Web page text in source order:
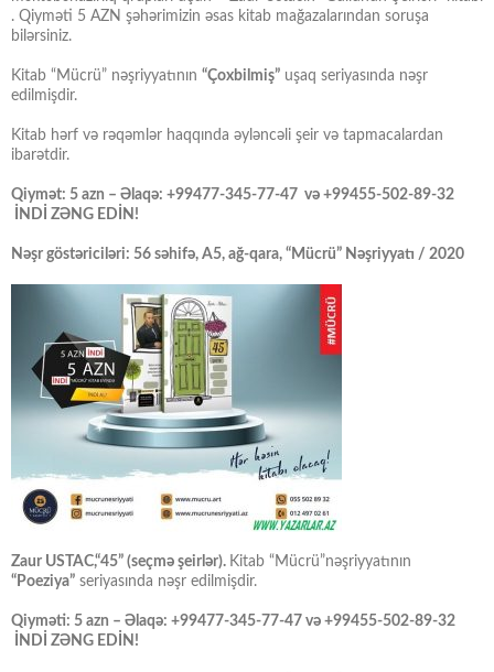
. Qiyməti 5 AZN şəhərimizin əsas kitab mağazalarından soruşa
bilərsiniz.
Kitab “Mücrü” nəşriyyatının “Çoxbilmiş” uşaq seriyasında nəşr
edilmişdir.
Kitab hərf və rəqəmlər haqqında əyləncəli şeir və tapmacalardan
ibarətdir.
Qiymət: 5 azn – Əlaqə: +99477-345-77-47 və +99455-502-89-32
İNDİ ZƏNG EDİN!
Nəşr göstəriciləri: 56 səhifə, A5, ağ-qara, “Mücrü” Nəşriyyatı / 2020
Zaur USTAC,“45” (seçmə şeirlər). Kitab “Mücrü”nəşriyyatının
“Poeziya” seriyasında nəşr edilmişdir.
Qiyməti: 5 azn – Əlaqə: +99477-345-77-47 və +99455-502-89-32
İNDİ ZƏNG EDİN!